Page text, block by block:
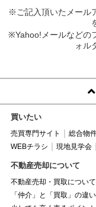
※ご記入頂いたメール
※Yahoo!メールなどの
ォル
買いたい
売買専門サイト 総合物
WEBチラシ
現地見学会
不動産売却について
不動産売却・買取について
「仲介」と「買取」の違い